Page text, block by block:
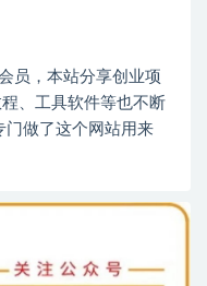
员，本站分享创业项
、工具软件等也不断
门做了这个网站用来